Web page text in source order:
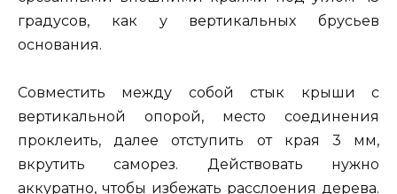
градусов, как у вертикальных брусьев
основания.
Совместить между собой стык крыши с
вертикальной опорой, место соединения
проклеить, далее отступить от края 3 мм,
вкрутить саморез. Действовать нужно
аккуратно, чтобы избежать расслоения дерева.